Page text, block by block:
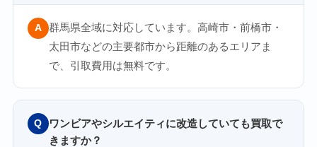
A
群馬県全域に対応しています。高崎市・前橋市・
太田市などの主要都市から距離のあるエリアま
で、引取費用は無料です。
Q
ワンビアやシルエイティに改造していても買取で
きますか？